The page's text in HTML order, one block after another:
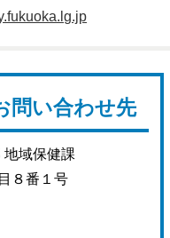
問い合わせ先
地域保健課
８番１号